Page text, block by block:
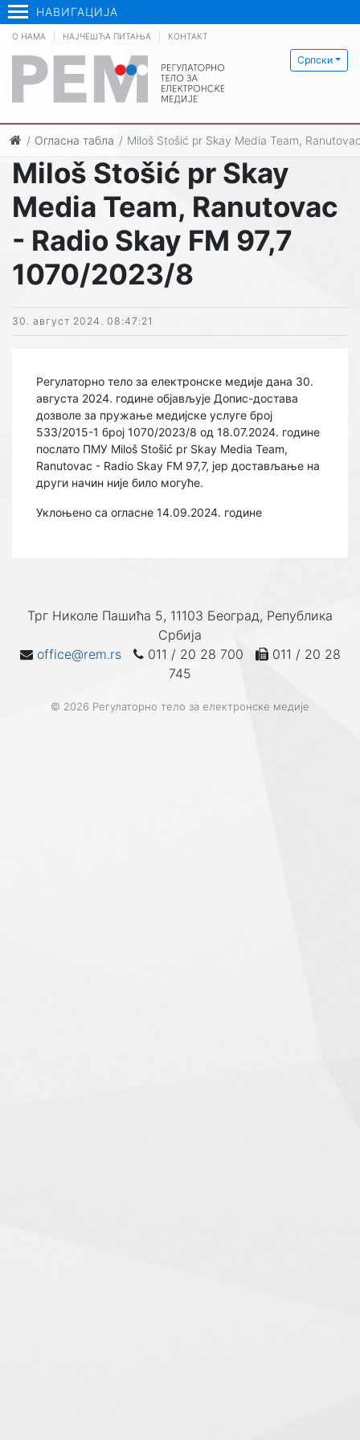
НАВИГАЦИЈА
Српски
О НАМА НАЈЧЕШЋА ПИТАЊА КОНТАКТ
Огласна табла Miloš Stošić pr Skay Media Team,
Miloš Stošić pr Skay
Media Team, Ranutovac
- Radio Skay FM 97,7
1070/2023/8
30. август 2024. 08:47:21
Регулаторно тело за електронске медије дана 30.
августа 2024. године објављује Допис-достава
дозволе за пружање медијске услуге број
533/2015-1 број 1070/2023/8 од 18.07.2024. године
послато ПМУ Miloš Stošić pr Skay Media Team,
Ranutovac - Radio Skay FM 97,7, јер достављање на
други начин није било могуће.
Уклоњено са огласне 14.09.2024. године
Трг Николе Пашића 5, 11103 Београд, Република
Србија
office@rem.rs
011 / 20 28 700
011 / 20 28
745
© 2026 Регулаторно тело за електронске медије